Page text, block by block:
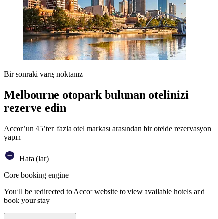
Bir sonraki varış noktanız
Melbourne otopark bulunan otelinizi
rezerve edin
Accor’un 45’ten fazla otel markası arasından bir otelde rezervasyon
yapın
Hata (lar)
Core booking engine
You’ll be redirected to Accor website to view available hotels and
book your stay